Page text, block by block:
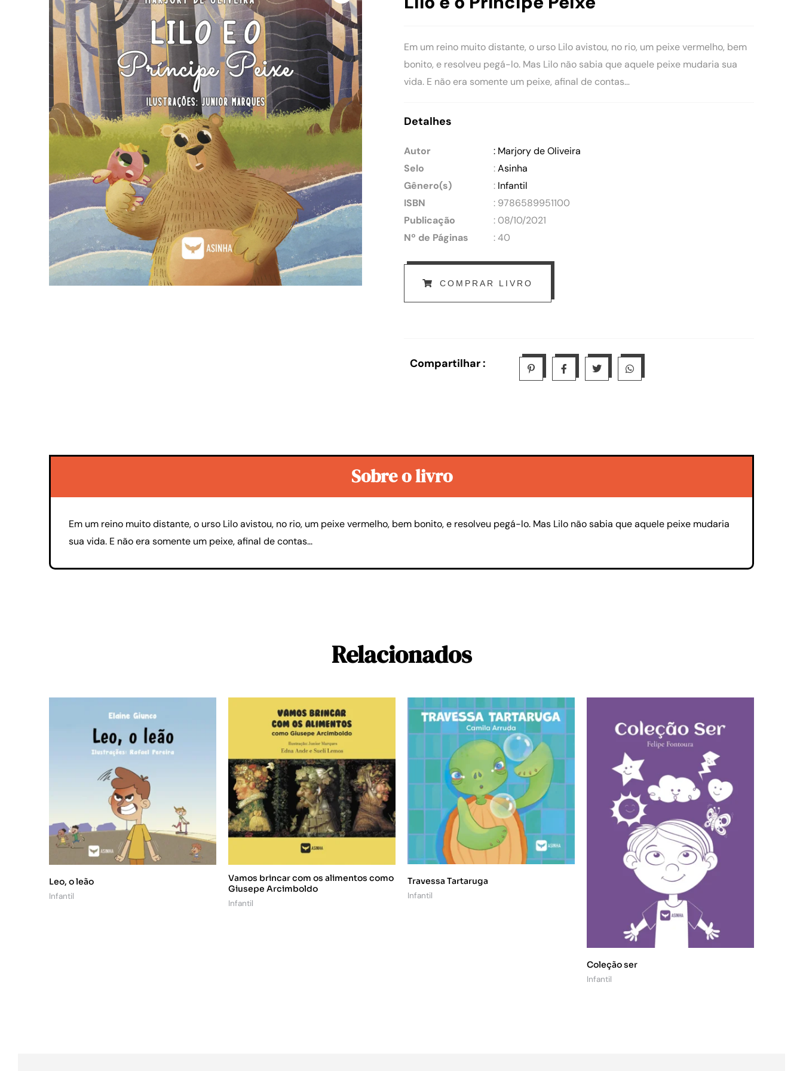
Em um reino muito distante, o urso Lilo avistou, no rio, um peixe vermelho, bem
bonito, e resolveu pegá-lo. Mas Lilo não sabia que aquele peixe mudaria sua
vida. E não era somente um peixe, afinal de contas…
Detalhes
Autor
: Marjory de Oliveira
Selo
:Asinha
Gênero(s)
: Infantil
ISBN
: 9786589951100
Publicação
: 08/10/2021
Nº de Páginas
: 40
COMPRAR LIVRO
Compartilhar :
Sobre o livro
Em um reino muito distante, o urso Lilo avistou, no rio, um peixe vermelho, bem bonito, e resolveu pegá-lo. Mas Lilo não sabia que aquele peixe mudaria
sua vida. E não era somente um peixe, afinal de contas...
Relacionados
Leo, o leão
Infantil
Vamos brincar com os alimentos como
Giusepe Arcimboldo
Infantil
Travessa Tartaruga
Infantil
Coleção ser
Infantil